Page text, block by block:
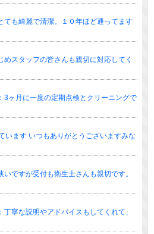
ても綺麗で清潔。１０年ほど通ってます
スタッフの皆さんも親切に対応してく
3ヶ月に一度の定期点検とクリーニングで
います いつもありがとうございますみな
ですが受付も衛生士さんも親切です。
寧な説明やアドバイスもしてくれて、